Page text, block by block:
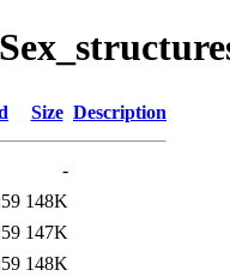
Size Description
-
148K
147K
148K